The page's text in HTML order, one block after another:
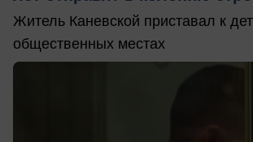
Житель Каневской приставал к
общественных местах